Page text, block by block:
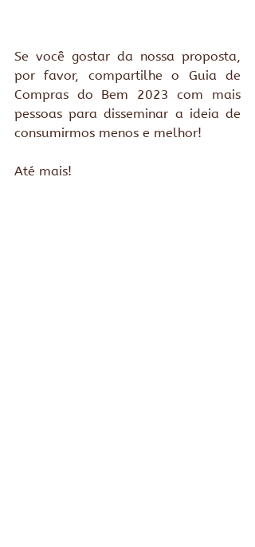
Se você gostar da nossa proposta,
por favor, compartilhe o Guia de
Compras do Bem 2023 com mais
pessoas para disseminar a ideia de
consumirmos menos e melhor!
Até mais!